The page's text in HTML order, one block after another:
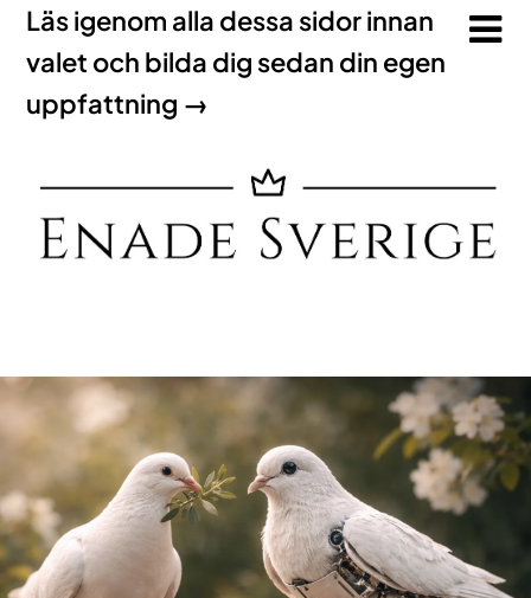
Läs igenom alla dessa sidor innan
valet och bilda dig sedan din egen
uppfattning →